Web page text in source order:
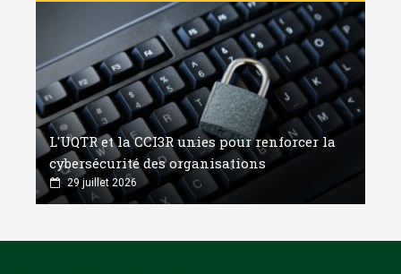
L'UQTR et la CCI3R unies pour renforcer la
cybersécurité des organisations
29 juillet 2026